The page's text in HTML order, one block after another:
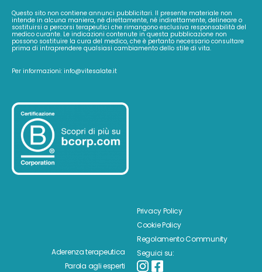
Questo sito non contiene annunci pubblicitari. Il presente materiale non
intende in alcuna maniera, né direttamente, né indirettamente, delineare o
sostituirsi a percorsi terapeutici che rimangono esclusiva responsabilità del
medico curante. Le indicazioni contenute in questa pubblicazione non
possono sostituire la cura del medico, che è pertanto necessario consultare
prima di intraprendere qualsiasi cambiamento dello stile di vita.
Per informazioni: info@vitesalate.it
Aderenza terapeutica
Parola agli esperti
Privacy Policy
Cookie Policy
Regolamento Community
Seguici su: